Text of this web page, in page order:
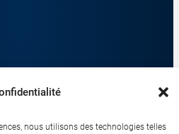
nous utilisons des technologies telles